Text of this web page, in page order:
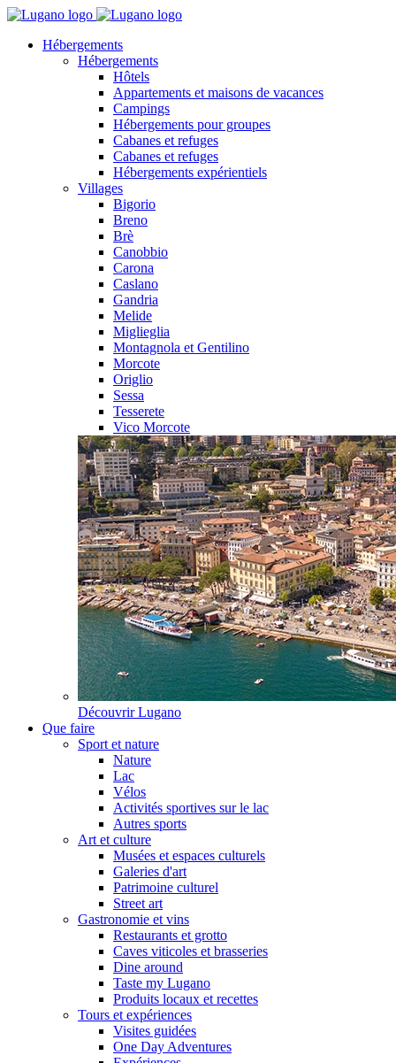
Hébergements
Hébergements
Hôtels
Appartements et maisons de vacances
Campings
Hébergements pour groupes
Cabanes et refuges
Cabanes et refuges
Hébergements expérientiels
Villages
Bigorio
Breno
Brè
Canobbio
Carona
Caslano
Gandria
Melide
Miglieglia
Montagnola et Gentilino
Morcote
Origlio
Sessa
Tesserete
Vico Morcote
Découvrir Lugano
Que faire
Sport et nature
Nature
Lac
Vélos
Activités sportives sur le lac
Autres sports
Art et culture
Musées et espaces culturels
Galeries d'art
Patrimoine culturel
Street art
Gastronomie et vins
Restaurants et grotto
Caves viticoles et brasseries
Dine around
Taste my Lugano
Produits locaux et recettes
Tours et expériences
Visites guidées
One Day Adventures